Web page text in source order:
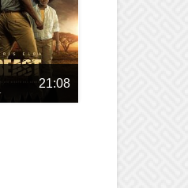
21:08